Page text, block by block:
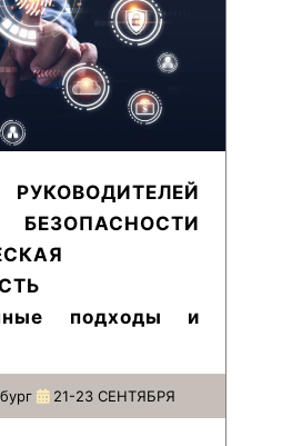
подходы и
21-23 СЕНТЯБРЯ